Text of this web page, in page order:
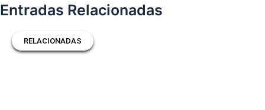
Entradas Relacionadas
RELACIONADAS